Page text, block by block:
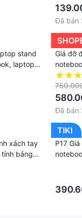
Đã bán
stand
laptop
Giá đỡ
F147
tháo rời
đế
Đã bán
xách tay
tính bảng
chỉnh
NHIỆT
TIKI
P17